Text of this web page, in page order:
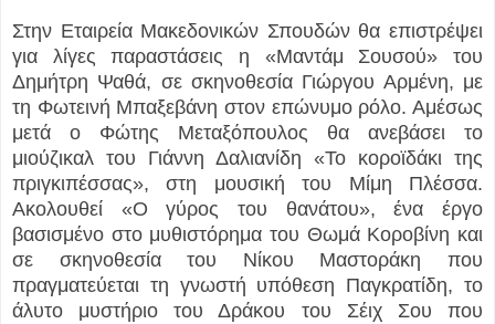
Στην Εταιρεία Μακεδονικών Σπουδών θα επιστρέψει
για λίγες παραστάσεις η «Μαντάμ Σουσού» του
Δημήτρη Ψαθά, σε σκηνοθεσία Γιώργου Αρμένη, με
τη Φωτεινή Μπαξεβάνη στον επώνυμο ρόλο. Αμέσως
μετά ο Φώτης Μεταξόπουλος θα ανεβάσει το
μιούζικαλ του Γιάννη Δαλιανίδη «Το κοροϊδάκι της
πριγκιπέσσας», στη μουσική του Μίμη Πλέσσα.
Ακολουθεί «Ο γύρος του θανάτου», ένα έργο
βασισμένο στο μυθιστόρημα του Θωμά Κοροβίνη και
σε σκηνοθεσία του Νίκου Μαστοράκη που
πραγματεύεται τη γνωστή υπόθεση Παγκρατίδη, το
άλυτο μυστήριο του Δράκου του Σέιχ Σου που